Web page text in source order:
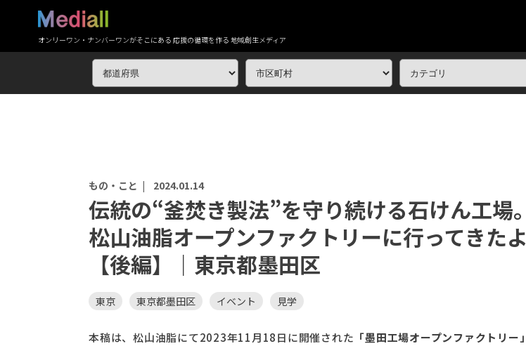
オンリーワン・ナンバーワンがそこにある 応援の循環を作る 地域創生メディア
もの・こと | 2024.01.14
伝統の“釜焚き製法”を守り続ける石けん工場。
松山油脂オープンファクトリーに行ってきたよ
【後編】｜東京都墨田区
東京 東京都墨田区 イベント 見学
本稿は、松山油脂にて2023年11月18日に開催された 「墨田工場オープンファクトリー」